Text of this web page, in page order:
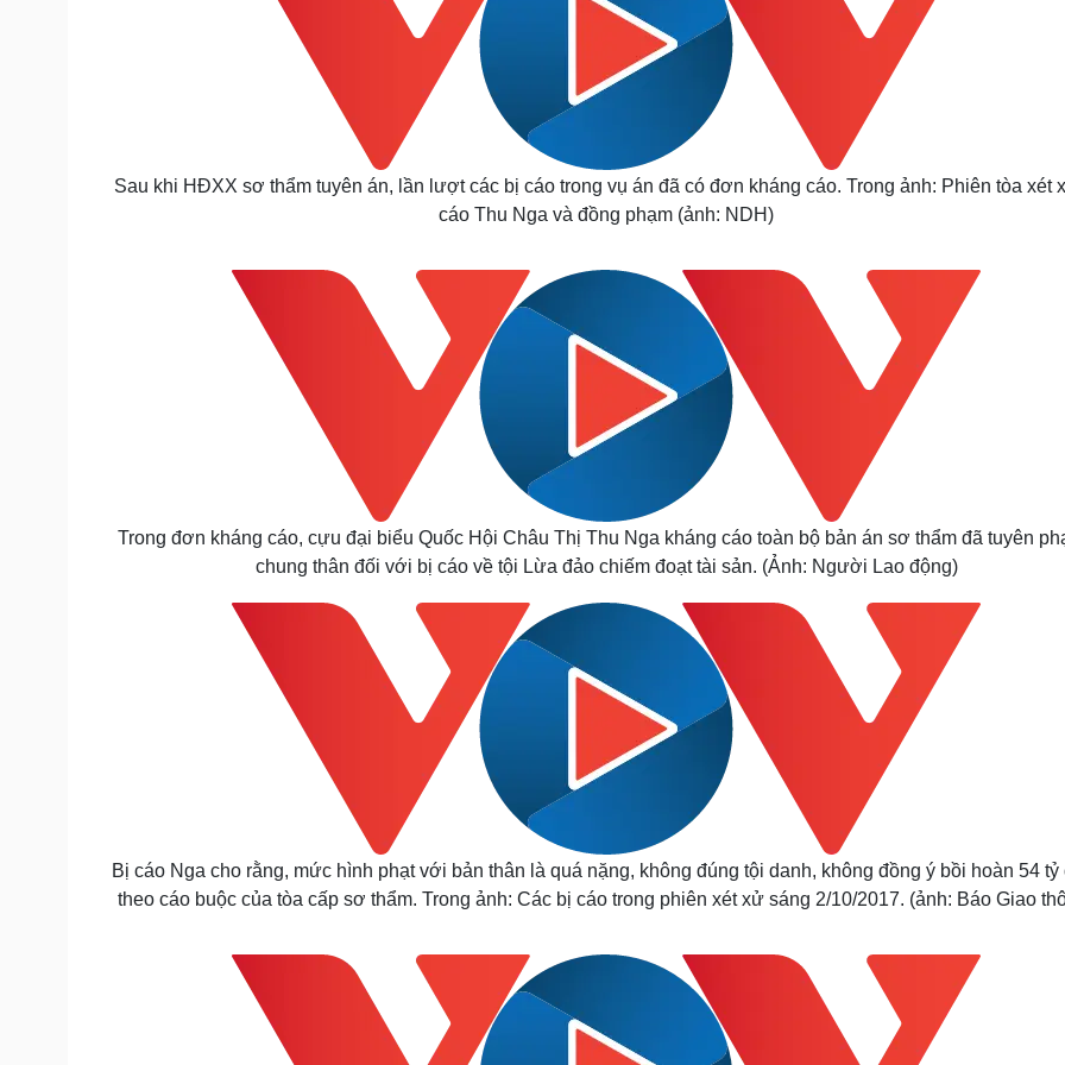
Sau khi HĐXX sơ thẩm tuyên án, lần lượt các bị cáo trong vụ án đã có đơn kháng cáo. Trong ảnh: Phiên tòa xét
cáo Thu Nga và đồng phạm (ảnh: NDH)
Trong đơn kháng cáo, cựu đại biểu Quốc Hội Châu Thị Thu Nga kháng cáo toàn bộ bản án sơ thẩm đã tuyên
chung thân đối với bị cáo về tội Lừa đảo chiếm đoạt tài sản. (Ảnh: Người Lao động)
Bị cáo Nga cho rằng, mức hình phạt với bản thân là quá nặng, không đúng tội danh, không đồng ý bồi hoàn 54 tỷ
theo cáo buộc của tòa cấp sơ thẩm. Trong ảnh: Các bị cáo trong phiên xét xử sáng 2/10/2017. (ảnh: Báo Giao